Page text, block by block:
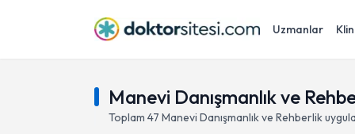
Uzmanlar
Manevi Danışmanlık ve
Toplam 47 Manevi Danışmanlık ve Rehberlik